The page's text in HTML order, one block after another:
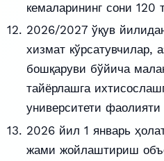
кемаларининг сони 120
2026/2027 ўқув
хизмат кўрсатувчилар,
бошқаруви бўйича
тайёрлашга
университети
2026 йил 1 январь
жами жойлаштириш